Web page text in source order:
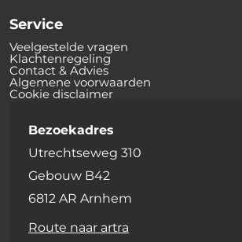
Service
Veelgestelde vragen
Klachtenregeling
Contact & Advies
Algemene voorwaarden
Cookie disclaimer
Bezoekadres
Utrechtseweg 310
Gebouw B42
6812 AR Arnhem
Route naar artra